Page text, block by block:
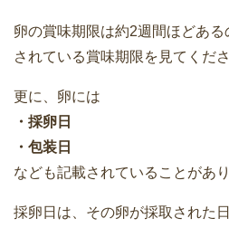
卵の賞味期限は約2週間ほどあ
されている賞味期限を見てくださ
更に、卵には
・採卵日
・包装日
なども記載されていることがあり
採卵日は、その卵が採取された